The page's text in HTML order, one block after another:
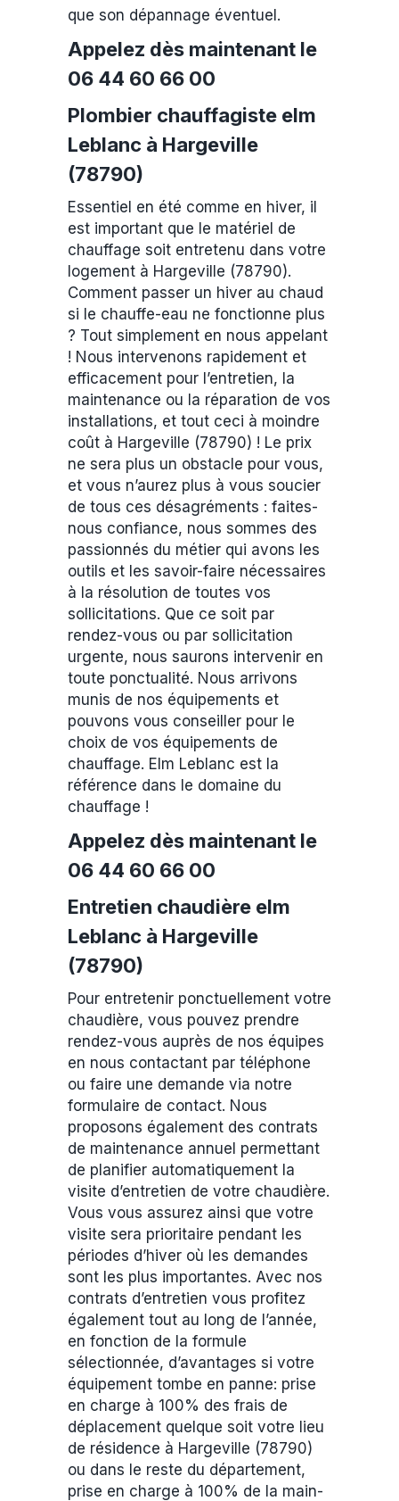
que son dépannage éventuel.
Appelez dès maintenant le
06 44 60 66 00
Plombier chauffagiste elm
Leblanc à Hargeville
(78790)
Essentiel en été comme en hiver, il
est important que le matériel de
chauffage soit entretenu dans votre
logement à Hargeville (78790).
Comment passer un hiver au chaud
si le chauffe-eau ne fonctionne plus
? Tout simplement en nous appelant
! Nous intervenons rapidement et
efficacement pour l’entretien, la
maintenance ou la réparation de vos
installations, et tout ceci à moindre
coût à Hargeville (78790) ! Le prix
ne sera plus un obstacle pour vous,
et vous n’aurez plus à vous soucier
de tous ces désagréments : faites-
nous confiance, nous sommes des
passionnés du métier qui avons les
outils et les savoir-faire nécessaires
à la résolution de toutes vos
sollicitations. Que ce soit par
rendez-vous ou par sollicitation
urgente, nous saurons intervenir en
toute ponctualité. Nous arrivons
munis de nos équipements et
pouvons vous conseiller pour le
choix de vos équipements de
chauffage. Elm Leblanc est la
référence dans le domaine du
chauffage !
Appelez dès maintenant le
06 44 60 66 00
Entretien chaudière elm
Leblanc à Hargeville
(78790)
Pour entretenir ponctuellement votre
chaudière, vous pouvez prendre
rendez-vous auprès de nos équipes
en nous contactant par téléphone
ou faire une demande via notre
formulaire de contact. Nous
proposons également des contrats
de maintenance annuel permettant
de planifier automatiquement la
visite d’entretien de votre chaudière.
Vous vous assurez ainsi que votre
visite sera prioritaire pendant les
périodes d’hiver où les demandes
sont les plus importantes. Avec nos
contrats d’entretien vous profitez
également tout au long de l’année,
en fonction de la formule
sélectionnée, d’avantages si votre
équipement tombe en panne: prise
en charge à 100% des frais de
déplacement quelque soit votre lieu
de résidence à Hargeville (78790)
ou dans le reste du département,
prise en charge à 100% de la main-